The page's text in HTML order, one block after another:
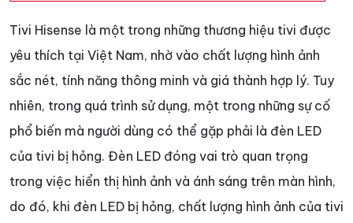
Tivi Hisense là một trong những thương hiệu tivi được
yêu thích tại Việt Nam, nhờ vào chất lượng hình ảnh
sắc nét, tính năng thông minh và giá thành hợp lý. Tuy
nhiên, trong quá trình sử dụng, một trong những sự cố
phổ biến mà người dùng có thể gặp phải là đèn LED
của tivi bị hỏng. Đèn LED đóng vai trò quan trọng
trong việc hiển thị hình ảnh và ánh sáng trên màn hình,
do đó, khi đèn LED bị hỏng, chất lượng hình ảnh của tivi